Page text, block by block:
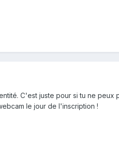
C'est juste pour si tu ne
le jour de l'inscription !